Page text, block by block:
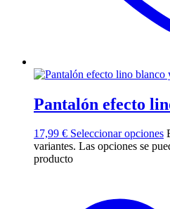
Pantalón efecto
17,99 € Seleccionar opciones
variantes. Las opciones se
producto